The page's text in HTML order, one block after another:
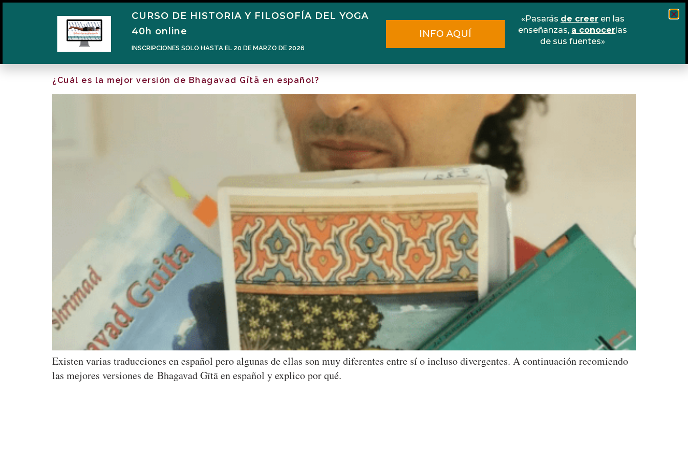
Narén Herrero Blog Cursos Escuela online
¿Cuál es la mejor versión de Bhagavad Gītā en español?
Existen varias traducciones en español pero algunas de ellas son muy diferentes entre sí o incluso divergentes. A continuación recomiendo
las mejores versiones de Bhagavad Gītā en español y explico por qué.
CURSO DE HISTORIA Y FILOSOFÍA DEL YOGA
40h online
INSCRIPCIONES SOLO HASTA EL 20 DE MARZO DE 2026
INFO AQUÍ
«Pasarás de creeren las
enseñanzas, a conocerlas
de sus fuentes»